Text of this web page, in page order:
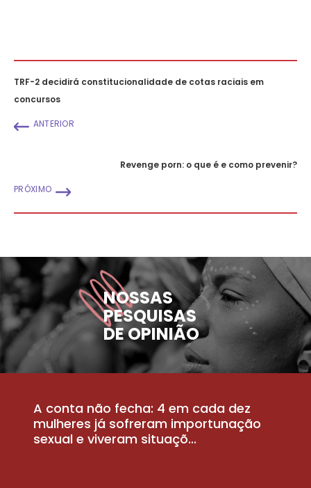
TRF-2 decidirá constitucionalidade de cotas raciais em
concursos
ANTERIOR
Revenge porn: o que é e como prevenir?
PRÓXIMO
NOSSAS
PESQUISAS
DE OPINIÃO
A conta não fecha: 4 em cada dez
mulheres já sofreram importunação
sexual e viveram situaçõ...